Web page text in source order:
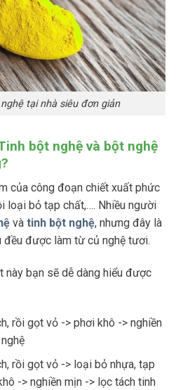
tại nhà siêu đơn giản
bột nghệ và bột nghệ
của công đoạn chiết xuất phức
loại bỏ tạp chất,…. Nhiều người
và tinh bột nghệ, nhưng đây là
đều được làm từ củ nghệ tươi.
này bạn sẽ dễ dàng hiểu được
rồi gọt vỏ -> phơi khô -> nghiền
rồi gọt vỏ -> loại bỏ nhựa, tạp
-> nghiền mịn -> lọc tách tinh